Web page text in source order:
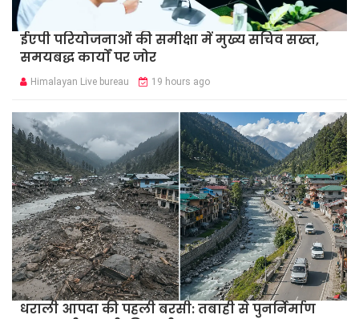
ईएपी परियोजनाओं की समीक्षा में मुख्य सचिव सख्त,
समयबद्ध कार्यों पर जोर
Himalayan Live bureau 19 hours ago
धराली आपदा की पहली बरसी: तबाही से पुनर्निर्माण